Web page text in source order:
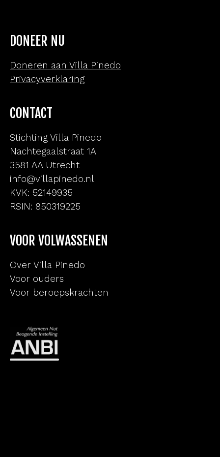
DONEER NU
Doneren aan Villa Pinedo
Privacyverklaring
CONTACT
Stichting Villa Pinedo
Nachtegaalstraat 1A
3581 AA Utrecht
info@villapinedo.nl
KVK: 52149935
RSIN: 850319225
VOOR VOLWASSENEN
Over Villa Pinedo
Voor ouders
Voor beroepskrachten